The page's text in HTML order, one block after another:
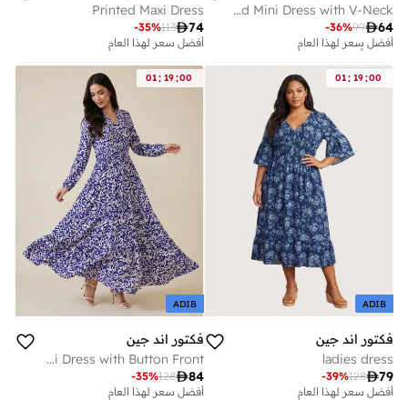
Abstract Printed Mini Dress with V-Neck
64
99
-36%
أفضل سعر لهذا العام
تم بيع أكثر من 10 مؤخرا
أفضل سعر لهذا العام
تم بيع أكثر من 10 مؤخرا
Printed Maxi Dress
74
113
-35%
أفضل سعر لهذا العام
01: 19:00
ADIB
فكتور اند جين
ladies dress
79
128
-39%
أفضل سعر لهذا العام
01: 19:00
ADIB
فكتور اند جين
Floral Maxi Dress with Button Front
84
128
-35%
أفضل سعر لهذا العام